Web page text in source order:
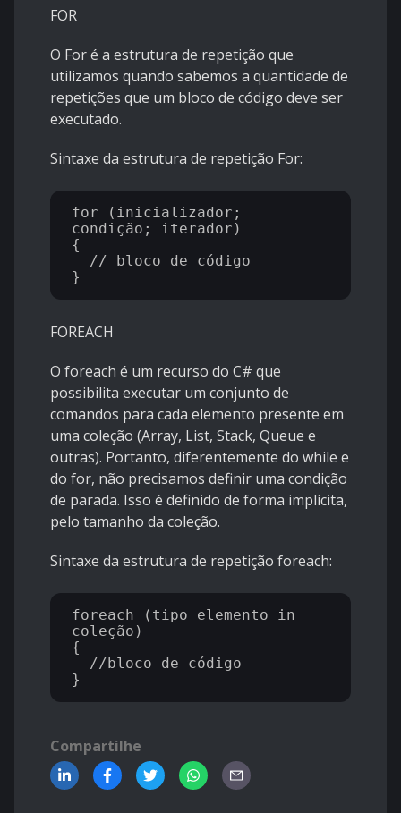
FOR
O For é a estrutura de repetição que
utilizamos quando sabemos a quantidade de
repetições que um bloco de código deve ser
executado.
Sintaxe da estrutura de repetição For:
for (inicializador;
condição; iterador)
{
FOREACH
O foreach é um recurso do C# que
possibilita executar um conjunto de
comandos para cada elemento presente em
uma coleção (Array, List, Stack, Queue e
outras). Portanto, diferentemente do while e
do for, não precisamos definir uma condição
de parada. Isso é definido de forma implícita,
pelo tamanho da coleção.
Sintaxe da estrutura de repetição foreach:
foreach (tipo elemento in
coleção)
{
Compartilhe